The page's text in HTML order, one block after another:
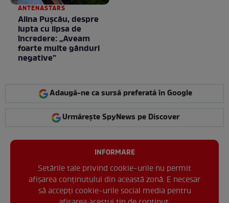
ANTENASTARS
Alina Pușcău, despre
lupta cu lipsa de
încredere: „Aveam
foarte multe gânduri
negative”
Adaugă-ne ca sursă preferată în Google
Urmărește SpyNews pe Discover
INFORMARE
Setările tale privind cookie-urile nu permit
afișarea conținutului din această zonă. E necesar
să accepți cookie-urile social media pentru